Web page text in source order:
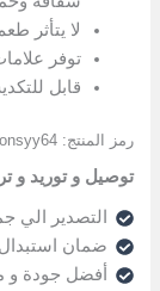
لا يتأثر
توفر
قابل
رمز المنتج:onsyy64
توصيل و توريد و
التصدير الي
ضمان
أفضل جودة و